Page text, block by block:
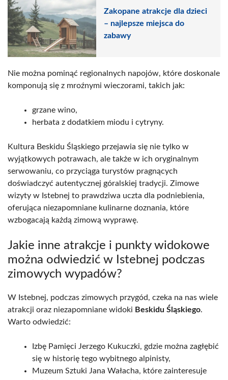
Zakopane atrakcje dla dzieci
– najlepsze miejsca do
zabawy
Nie można pominąć regionalnych napojów, które doskonale
komponują się z mroźnymi wieczorami, takich jak:
grzane wino,
herbata z dodatkiem miodu i cytryny.
Kultura Beskidu Śląskiego przejawia się nie tylko w
wyjątkowych potrawach, ale także w ich oryginalnym
serwowaniu, co przyciąga turystów pragnących
doświadczyć autentycznej góralskiej tradycji. Zimowe
wizyty w Istebnej to prawdziwa uczta dla podniebienia,
oferująca niezapomniane kulinarne doznania, które
wzbogacają każdą zimową wyprawę.
Jakie inne atrakcje i punkty widokowe
można odwiedzić w Istebnej podczas
zimowych wypadów?
W Istebnej, podczas zimowych przygód, czeka na nas wiele
atrakcji oraz niezapomniane widoki Beskidu Śląskiego.
Warto odwiedzić:
Izbę Pamięci Jerzego Kukuczki, gdzie można zagłębić
się w historię tego wybitnego alpinisty,
Muzeum Sztuki Jana Wałacha, które zainteresuje